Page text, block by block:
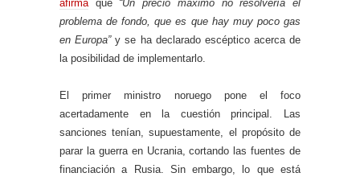
afirma que “Un precio máximo no resolvería el
problema de fondo, que es que hay muy poco gas
en Europa”y se ha declarado escéptico acerca de
la posibilidad de implementarlo.
El primer ministro noruego pone el foco
acertadamente en la cuestión principal. Las
sanciones tenían, supuestamente, el propósito de
parar la guerra en Ucrania, cortando las fuentes de
financiación a Rusia. Sin embargo, lo que está